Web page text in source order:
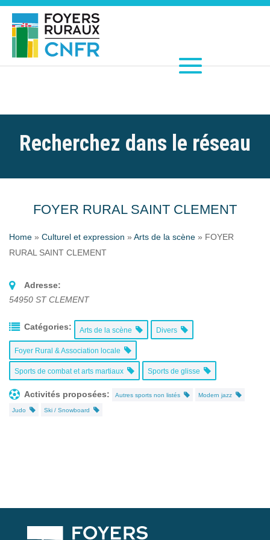
Recherchez dans le réseau
FOYER RURAL SAINT CLEMENT
Home » Culturel et expression » Arts de la scène » FOYER
RURAL SAINT CLEMENT
Adresse:
54950 ST CLEMENT
Catégories: Arts de la scène Divers
Foyer Rural & Association locale
Sports de combat et arts martiaux Sports de glisse
Activités proposées: Autres sports non listés Modern jazz
Judo Ski / Snowboard